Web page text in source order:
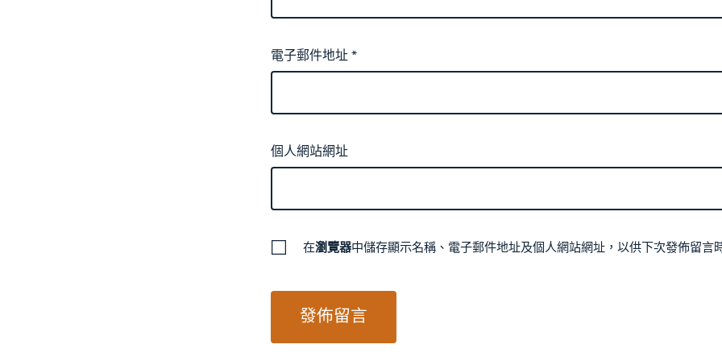
電子郵件地址*
個人網站網址
在瀏覽器中儲存顯示名稱、電子郵件地址及個人網站網址，以供下次發佈留言